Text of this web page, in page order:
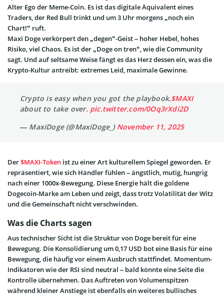
Alter Ego der Meme-Coin. Es ist das digitale Äquivalent eines
Traders, der Red Bull trinkt und um 3 Uhr morgens „noch ein
Chart!“ ruft.
Maxi Doge verkörpert den „degen“-Geist – hoher Hebel, hohes
Risiko, viel Chaos. Es ist der „Doge on tren“, wie die Community
sagt. Und auf seltsame Weise fängt es das Herz dessen ein, was die
Krypto-Kultur antreibt: extremes Leid, maximale Gewinne.
Crypto is easy when you got the playbook.$MAXI
about to take over. pic.twitter.com/0Oq3rXdi2D
— MaxiDoge (@MaxiDoge_) November 11, 2025
Der$MAXI-Token ist zu einer Art kulturellem Spiegel geworden. Er
repräsentiert, wie sich Händler fühlen – ängstlich, mutig, hungrig
nach einer 1000x-Bewegung. Diese Energie hält die goldene
Dogecoin-Marke am Leben und zeigt, dass trotz Volatilität der Witz
und die Gemeinschaft nicht verschwinden.
Was die Charts sagen
Aus technischer Sicht ist die Struktur von Doge bereit für eine
Bewegung. Die Konsolidierung um 0,17 USD bot eine Basis für eine
Bewegung, die häufig vor einem Ausbruch stattfindet. Momentum-
Indikatoren wie der RSI sind neutral – bald könnte eine Seite die
Kontrolle übernehmen. Das Auftreten von Volumenspitzen
während kleiner Anstiege ist ebenfalls ein weiteres bullisches